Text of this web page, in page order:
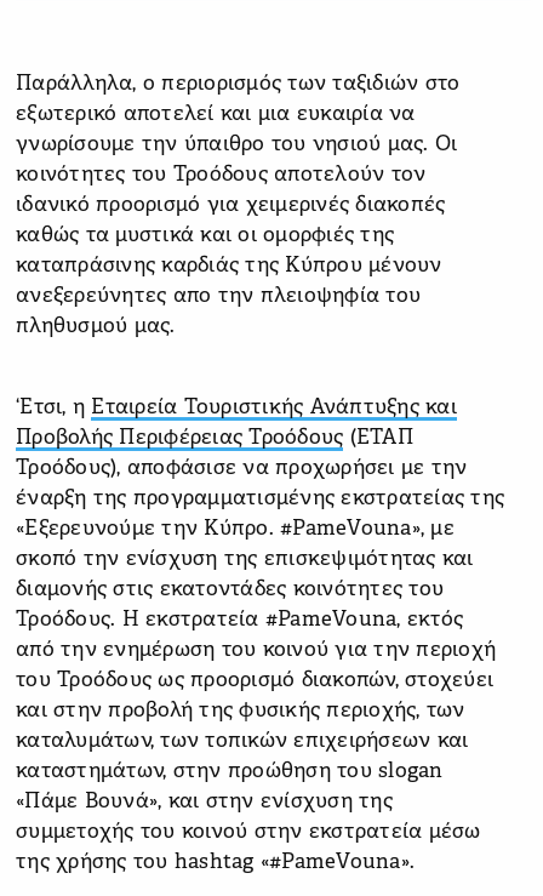
Παράλληλα, ο περιορισμός των ταξιδιών στο
εξωτερικό αποτελεί και μια ευκαιρία να
γνωρίσουμε την ύπαιθρο του νησιού μας. Οι
κοινότητες του Τροόδους αποτελούν τον
ιδανικό προορισμό για χειμερινές διακοπές
καθώς τα μυστικά και οι ομορφιές της
καταπράσινης καρδιάς της Κύπρου μένουν
ανεξερεύνητες απο την πλειοψηφία του
πληθυσμού μας.
‘Ετσι, η Εταιρεία Τουριστικής Ανάπτυξης και
Προβολής Περιφέρειας Τροόδους (ΕΤΑΠ
Τροόδους), αποφάσισε να προχωρήσει με την
έναρξη της προγραμματισμένης εκστρατείας της
«Εξερευνούμε την Κύπρο. #PameVouna», με
σκοπό την ενίσχυση της επισκεψιμότητας και
διαμονής στις εκατοντάδες κοινότητες του
Τροόδους. Η εκστρατεία #PameVouna, εκτός
από την ενημέρωση του κοινού για την περιοχή
του Τροόδους ως προορισμό διακοπών, στοχεύει
και στην προβολή της φυσικής περιοχής, των
καταλυμάτων, των τοπικών επιχειρήσεων και
καταστημάτων, στην προώθηση του slogan
«Πάμε Βουνά», και στην ενίσχυση της
συμμετοχής του κοινού στην εκστρατεία μέσω
της χρήσης του hashtag «#PameVouna».